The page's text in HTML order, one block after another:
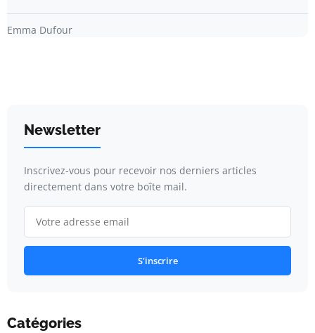
Emma Dufour
Newsletter
Inscrivez-vous pour recevoir nos derniers articles
directement dans votre boîte mail.
S'inscrire
Catégories